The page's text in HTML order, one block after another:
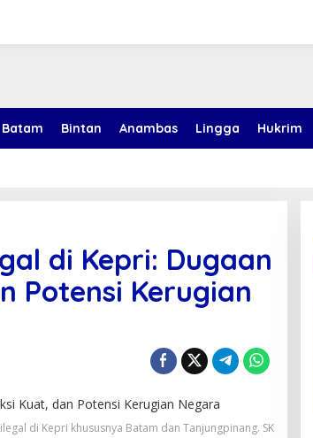
Batam Bintan Anambas Lingga Hukrim
di Kepri: Dugaan
Potensi Kerugian
di Kepri khususnya Batam dan Tanjungpinang. SK